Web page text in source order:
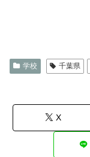
学校 千葉県
X